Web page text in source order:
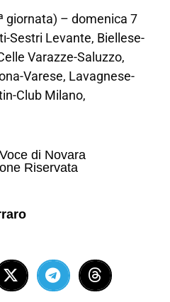
giornata) – domenica 7
Sestri Levante, Biellese-
Varazze-Saluzzo,
Varese, Lavagnese-
Club Milano,
di Novara
Riservata